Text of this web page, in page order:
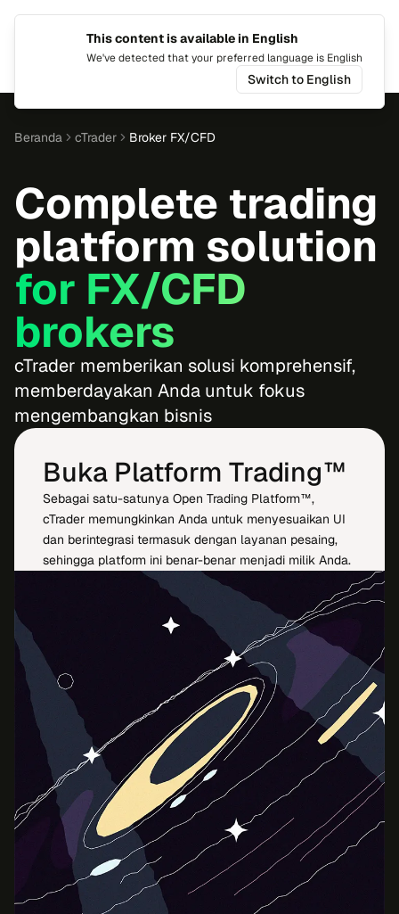
Beranda cTrader Broker FX/CFD
Complete trading
platform solution
for FX/CFD
brokers
cTrader memberikan solusi komprehensif,
memberdayakan Anda untuk fokus
mengembangkan bisnis
Buka Platform Trading™
Sebagai satu-satunya Open Trading Platform™,
cTrader memungkinkan Anda untuk menyesuaikan UI
dan berintegrasi termasuk dengan layanan pesaing,
sehingga platform ini benar-benar menjadi milik Anda.
This content is available in English
We've detected that your preferred language is English
Switch to English